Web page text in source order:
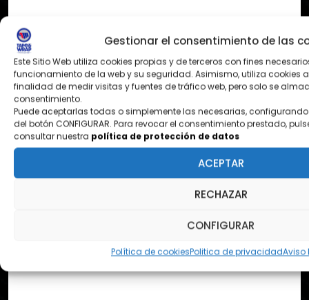
Gestionar el consentimiento de las
Este Sitio Web utiliza cookies propias y de terceros con fines
funcionamiento de la web y su seguridad. Asimismo, utiliza cookies
finalidad de medir visitas y fuentes de tráfico web, pero solo se
consentimiento.
Puede aceptarlas todas o simplemente las necesarias,
del botón CONFIGURAR. Para revocar el consentimiento prestado,
consultar nuestra política de protección de datos
ACEPTAR
RECHAZAR
CONFIGURAR
Política de cookiesPolitica de privacidadAviso
¿DONDE ESTAMOS?
Pol. Ezcabarte calle S Nº12
31194 Oricain - Navarra
pedidos@tapeandwrap.org